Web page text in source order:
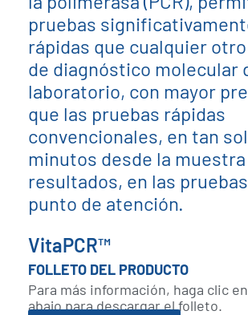
pruebas
rápidas que cualquier
de diagnóstico molecular
laboratorio, con mayor
que las pruebas rápidas
convencionales, en tan
minutos desde la
resultados, en las
punto de atención.
VitaPCR™
FOLLETO DEL PRODUCTO
Para más información, haga clic
abajo para descargar el folleto.